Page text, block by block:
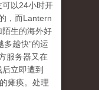
可以24小时开
，而Lantern
生的海外好
多越快”的运
服务器又在
立即遭到
瘫痪。处理